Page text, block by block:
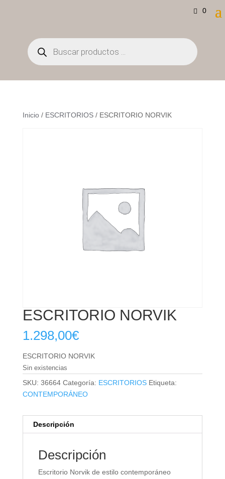
0
Búsqueda
de
productos
Inicio/ ESCRITORIOS/ ESCRITORIO NORVIK
ESCRITORIO NORVIK
1.298,00€
ESCRITORIO NORVIK
Sin existencias
SKU: 36664 Categoría: ESCRITORIOS Etiqueta:
CONTEMPORÁNEO
Descripción
Descripción
Escritorio Norvik de estilo contemporáneo